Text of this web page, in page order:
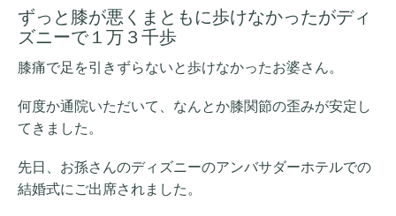
ずっと膝が悪くまともに歩けなかったがディ
ズニーで１万３千歩
膝痛で足を引きずらないと歩けなかったお婆さん。
何度か通院いただいて、なんとか膝関節の歪みが安定し
てきました。
先日、お孫さんのディズニーのアンバサダーホテルでの
結婚式にご出席されました。